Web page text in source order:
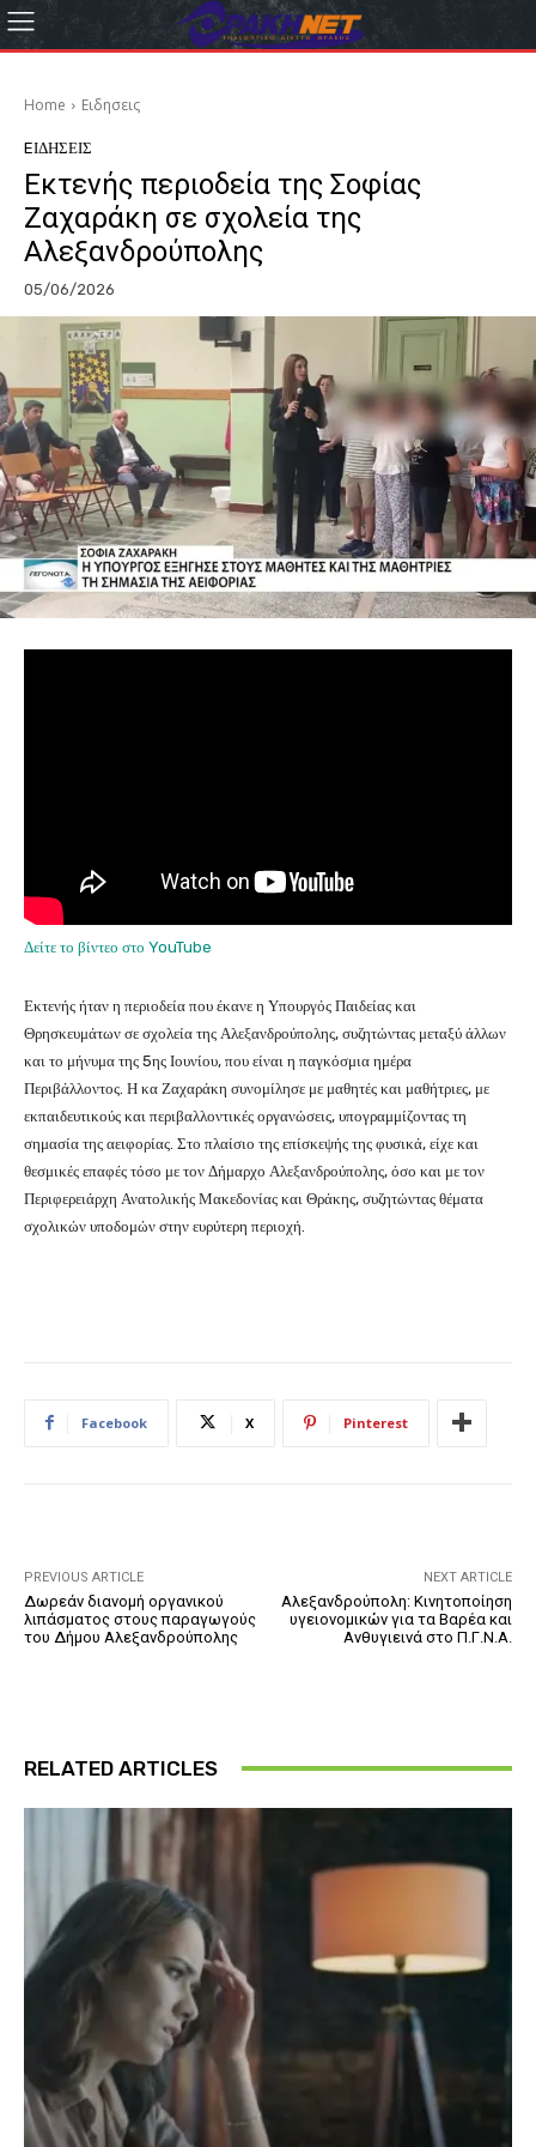
Home Eιδησεις
EΙΔΗΣΕΙΣ
Εκτενής περιοδεία της Σοφίας
Ζαχαράκη σε σχολεία της
Αλεξανδρούπολης
05/06/2026
Δείτε το βίντεο στο YouTube
Εκτενής ήταν η περιοδεία που έκανε η Υπουργός Παιδείας και
Θρησκευμάτων σε σχολεία της Αλεξανδρούπολης, συζητώντας μεταξύ άλλων
και το μήνυμα της 5ης Ιουνίου, που είναι η παγκόσμια ημέρα
Περιβάλλοντος. Η κα Ζαχαράκη συνομίλησε με μαθητές και μαθήτριες, με
εκπαιδευτικούς και περιβαλλοντικές οργανώσεις, υπογραμμίζοντας τη
σημασία της αειφορίας. Στο πλαίσιο της επίσκεψής της φυσικά, είχε και
θεσμικές επαφές τόσο με τον Δήμαρχο Αλεξανδρούπολης, όσο και με τον
Περιφερειάρχη Ανατολικής Μακεδονίας και Θράκης, συζητώντας θέματα
σχολικών υποδομών στην ευρύτερη περιοχή.
Facebook X Pinterest
PREVIOUS ARTICLE
Δωρεάν διανομή οργανικού
λιπάσματος στους παραγωγούς
του Δήμου Αλεξανδρούπολης
NEXT ARTICLE
Αλεξανδρούπολη: Κινητοποίηση
υγειονομικών για τα Βαρέα και
Ανθυγιεινά στο Π.Γ.Ν.Α.
RELATED ARTICLES